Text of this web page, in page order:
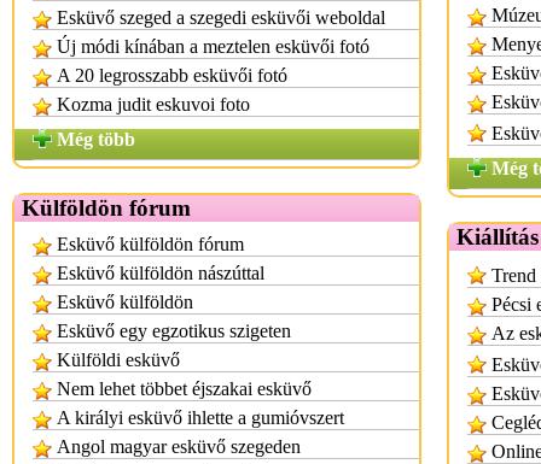
Esküvő szeged a szegedi esküvői weboldal
Új módi kínában a meztelen esküvői fotó
A 20 legrosszabb esküvői fotó
Kozma judit eskuvoi foto
Még több
Külföldön fórum
Esküvő külföldön fórum
Esküvő külföldön nászúttal
Esküvő külföldön
Esküvő egy egzotikus szigeten
Külföldi esküvő
Nem lehet többet éjszakai esküvő
A királyi esküvő ihlette a gumióvszert
Angol magyar esküvő szegeden
Még
Kiállítás
Trend
Pécsi
Az